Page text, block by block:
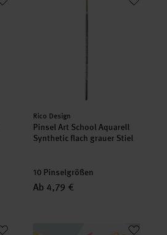
Hersteller:
Rico Design
Pinsel Art School Aquarell
Synthetic flach grauer Stiel
10 Pinselgrößen
Ab 4,79 €
Synthetic Fächer grauer Stiel
Anleitung kunterbunte